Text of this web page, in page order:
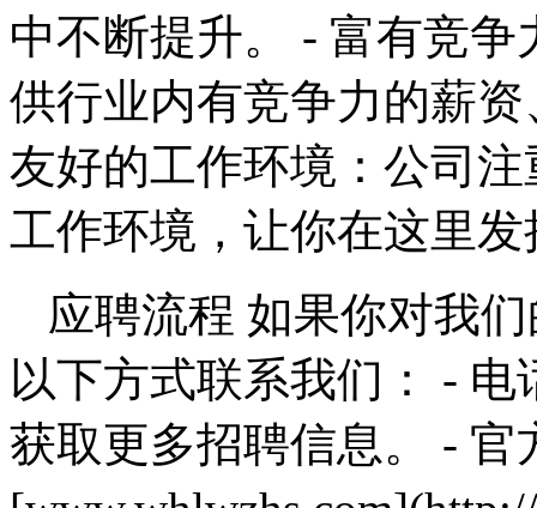
中不断提升。 - 富有竞
供行业内有竞争力的薪
友好的工作环境：公司
工作环境，让你在这里
应聘流程 如果你对我
以下方式联系我们： - 电
获取更多招聘信息。 -